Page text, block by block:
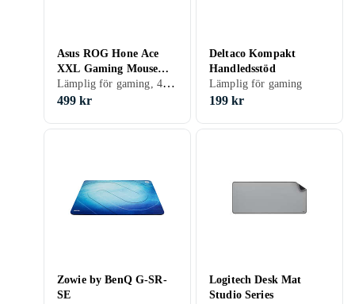
Asus ROG Hone Ace
XXL Gaming Mouse
Pad
Lämplig för gaming, 400 mm, 900 mm
499 kr
Deltaco Kompakt
Handledsstöd
Lämplig för gaming
199 kr
Zowie by BenQ G-SR-
SE
Logitech Desk Mat
Studio Series